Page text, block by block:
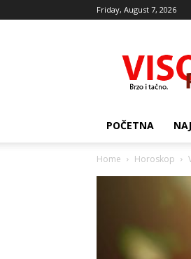
Friday, August 7, 2026
portal
POČETNA
Home Horoskop